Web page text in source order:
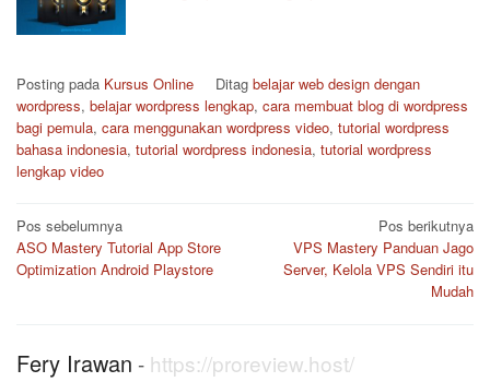
Posting pada Kursus Online Ditag belajar web design dengan
wordpress, belajar wordpress lengkap, cara membuat blog di wordpress
bagi pemula, cara menggunakan wordpress video, tutorial wordpress
bahasa indonesia, tutorial wordpress indonesia, tutorial wordpress
lengkap video
Navigasi
pos
Pos sebelumnya
ASO Mastery Tutorial App Store
Optimization Android Playstore
Pos berikutnya
VPS Mastery Panduan Jago
Server, Kelola VPS Sendiri itu
Mudah
Fery Irawan - https://proreview.host/